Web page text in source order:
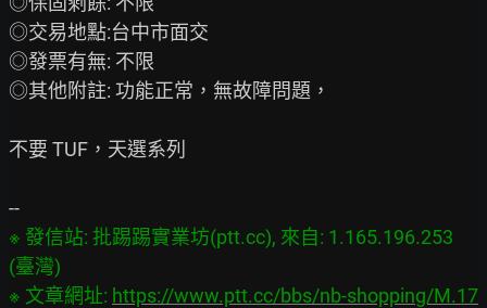
◎交易地點:台中市面交
◎發票有無: 不限
◎其他附註: 功能正常，無故障問題，
不要 TUF，天選系列
※ 發信站: 批踢踢實業坊(ptt.cc), 來自: 1.165.196.253
(臺灣)
※ 文章網址: https://www.ptt.cc/bbs/nb-shopping/M.17